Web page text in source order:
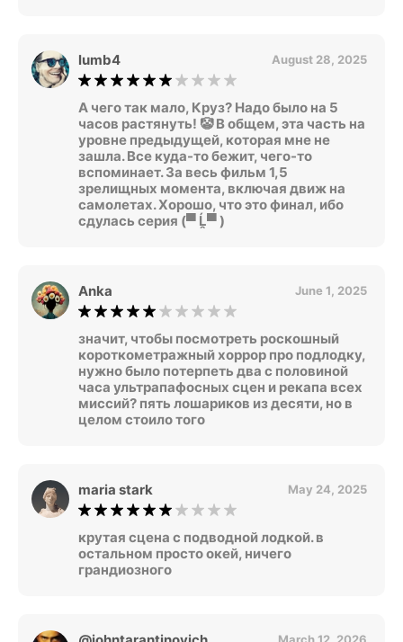
lumb4 August 28, 2025
А чего так мало, Круз? Надо было на 5
часов растянуть! 🤡 В общем, эта часть на
уровне предыдущей, которая мне не
зашла. Все куда-то бежит, чего-то
вспоминает. За весь фильм 1,5
зрелищных момента, включая движ на
самолетах. Хорошо, что это финал, ибо
сдулась серия (▀ Ĺ̯▀ )
Anka June 1, 2025
значит, чтобы посмотреть роскошный
короткометражный хоррор про подлодку,
нужно было потерпеть два с половиной
часа ультрапафосных сцен и рекапа всех
миссий? пять лошариков из десяти, но в
целом стоило того
maria stark May 24, 2025
крутая сцена с подводной лодкой. в
остальном просто окей, ничего
грандиозного